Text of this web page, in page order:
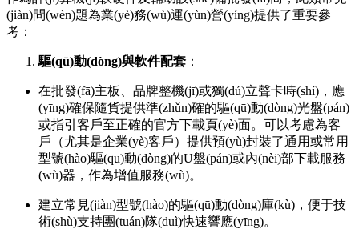
(jiàn)問(wèn)題為業(yè)務(wù)運(yùn)營(yíng)提供了重要參
考：
驅(qū)動(dòng)與軟件配套 ：
在批發(fā)主板、品牌整機(jī)或獨(dú)立聲卡時(shí)，應
(yīng)確保隨貨提供準(zhǔn)確的驅(qū)動(dòng)光盤(pán)
或指引客戶至正確的官方下載頁(yè)面。可以考慮為客
戶（尤其是企業(yè)客戶）提供預(yù)封裝了通用或常用
型號(hào)驅(qū)動(dòng)的U盤(pán)或內(nèi)部下載服務
(wù)器，作為增值服務(wù)。
建立常見(jiàn)型號(hào)的驅(qū)動(dòng)庫(kù)，便于技
術(shù)支持團(tuán)隊(duì)快速響應(yīng)。